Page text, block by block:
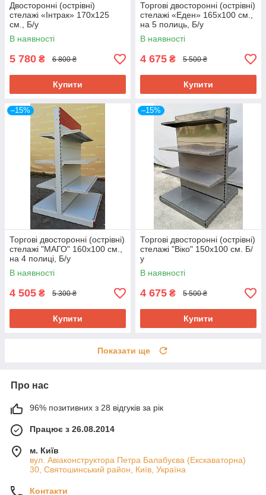
Двосторонні (острівні)
стелажі «Інтрак» 170х125
см., Б/у
В наявності
5 780 ₴ 6 800 ₴
Купити
Торгові двосторонні (острівні)
стелажі «Еден» 165х100 cм.,
на 5 полиць, Б/у
В наявності
4 675 ₴ 5 500 ₴
Купити
–15%
Торгові двосторонні (острівні)
стелажі "МАГО" 160х100 см.,
на 4 полиці, Б/у
В наявності
4 505 ₴ 5 300 ₴
Купити
–15%
Торгові двосторонні (острівні)
стелажі "Віко" 150х100 см. Б/
у
В наявності
4 675 ₴ 5 500 ₴
Купити
Показати ще
Про нас
96% позитивних з 28 відгуків за рік
Працює з 26.08.2014
м. Київ
вул. Авіаконструктора Петра Балабуєва (Екскаваторна)
30, Святошинський район, Київ, Україна
Контакти